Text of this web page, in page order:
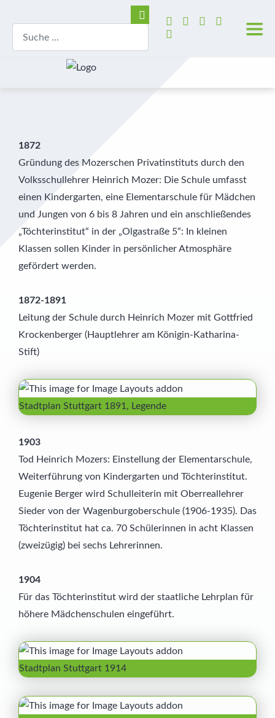
1872
Gründung des Mozerschen Privatinstituts durch den
Volksschullehrer Heinrich Mozer: Die Schule umfasst
einen Kindergarten, eine Elementarschule für Mädchen
und Jungen von 6 bis 8 Jahren und ein anschließendes
„Töchterinstitut“ in der „Olgastraße 5“: In kleinen
Klassen sollen Kinder in persönlicher Atmosphäre
gefördert werden.
1872-1891
Leitung der Schule durch Heinrich Mozer mit Gottfried
Krockenberger (Hauptlehrer am Königin-Katharina-
Stift)
Stadtplan Stuttgart 1891, Legende
1903
Tod Heinrich Mozers: Einstellung der Elementarschule,
Weiterführung von Kindergarten und Töchterinstitut.
Eugenie Berger wird Schulleiterin mit Oberreallehrer
Sieder von der Wagenburgoberschule (1906-1935). Das
Töchterinstitut hat ca. 70 Schülerinnen in acht Klassen
(zweizügig) bei sechs Lehrerinnen.
1904
Für das Töchterinstitut wird der staatliche Lehrplan für
höhere Mädchenschulen eingeführt.
Stadtplan Stuttgart 1914